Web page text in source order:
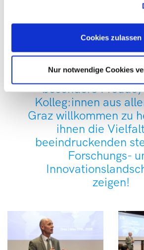
Cookies zulassen
Nur notwendige Cookies
Ein herzliches Dankeschön an alle
Es war
besondere
Kolleg:innen aus
Graz willkommen zu
ihnen die
beeindruckenden
Forschungs-
zeigen!